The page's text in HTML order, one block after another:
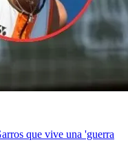
que vive una 'guerra